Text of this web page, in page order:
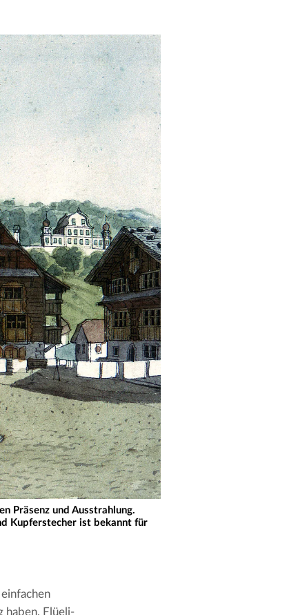
Präsenz und Ausstrahlung.
Kupferstecher ist bekannt für
haben, Flüeli-